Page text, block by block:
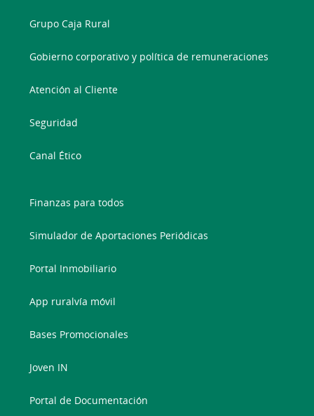
Grupo Caja Rural
Gobierno corporativo y política de remuneraciones
Atención al Cliente
Seguridad
Canal Ético
Finanzas para todos
Simulador de Aportaciones Periódicas
Portal Inmobiliario
App ruralvía móvil
Bases Promocionales
Joven IN
Portal de Documentación